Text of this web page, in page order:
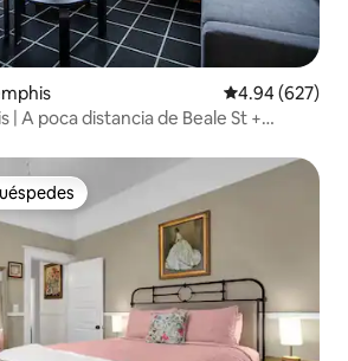
Calificación
4.94 (627)
A poca distancia de Beale St +
entre huéspedes